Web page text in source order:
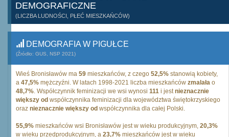
DEMOGRAFICZNE
(LICZBA LUDNOŚCI, PŁEĆ MIESZKAŃCÓW)
DEMOGRAFIA W PIGUŁCE
(Źródło: GUS, NSP 2021)
Wieś Bronisławów ma 59 mieszkańców, z czego 52,5% stanowią kobiety,
a 47,5% mężczyźni. W latach 1998-2021 liczba mieszkańców zmalała o
48,7%. Współczynnik feminizacji we wsi wynosi 111 i jestnieznacznie
większy od współczynnika feminizacji dla województwa świętokrzyskiego
oraz nieznacznie większy od współczynnika dla całej Polski.
55,9% mieszkańców wsi Bronisławów jest w wieku produkcyjnym, 20,3%
w wieku przedprodukcyjnym, a 23,7% mieszkańców jest w wieku